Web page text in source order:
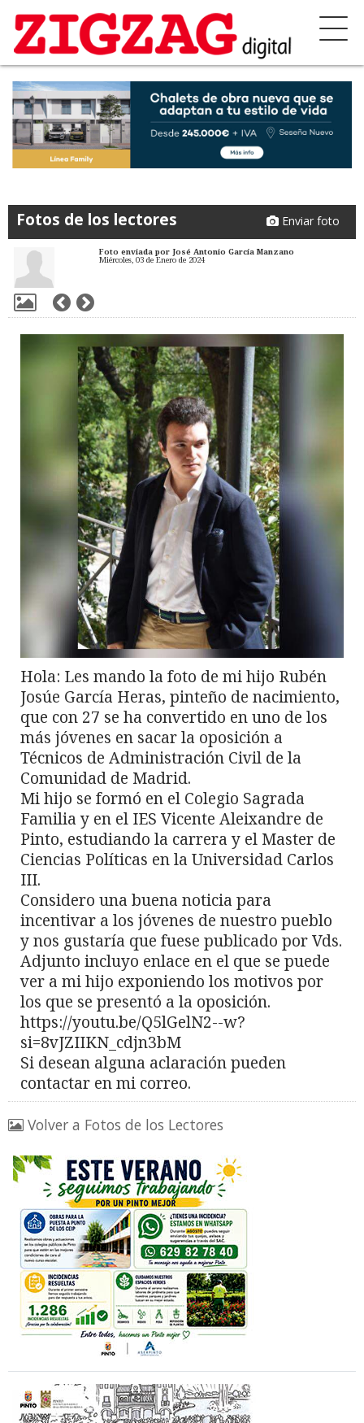
Fotos de los lectores Enviar foto
Foto enviada por José Antonio García Manzano
Miércoles, 03 de Enero de 2024
Hola: Les mando la foto de mi hijo Rubén
Josúe García Heras, pinteño de nacimiento,
que con 27 se ha convertido en uno de los
más jóvenes en sacar la oposición a
Técnicos de Administración Civil de la
Comunidad de Madrid.
Mi hijo se formó en el Colegio Sagrada
Familia y en el IES Vicente Aleixandre de
Pinto, estudiando la carrera y el Master de
Ciencias Políticas en la Universidad Carlos
III.
Considero una buena noticia para
incentivar a los jóvenes de nuestro pueblo
y nos gustaría que fuese publicado por Vds.
Adjunto incluyo enlace en el que se puede
ver a mi hijo exponiendo los motivos por
los que se presentó a la oposición.
https://youtu.be/Q5lGelN2--w?
si=8vJZIIKN_cdjn3bM
Si desean alguna aclaración pueden
contactar en mi correo.
Volver a Fotos de los Lectores